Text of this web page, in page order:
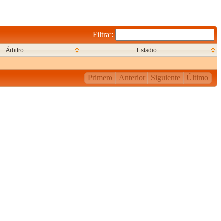
Filtrar:
Árbitro Estadio
Primero Anterior Siguiente Último